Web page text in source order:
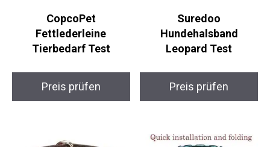
CopcoPet
Fettlederleine
Tierbedarf Test
Preis prüfen
Suredoo
Hundehalsband
Leopard Test
Preis prüfen